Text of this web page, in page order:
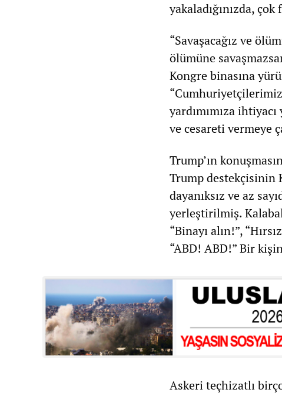
yakaladığınızda,
“Savaşacağız ve
ölümüne
Kongre binasına
yardımımıza
ve cesareti vermeye
Trump’ın
Trump destekçisinin
dayanıksız ve az
yerleştirilmiş.
“Binayı alın!”,
“ABD! ABD!” Bir
Askeri teçhizatlı